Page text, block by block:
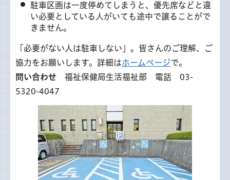
駐車区画は一度停めてしまうと、優先席などと違
い必要としている人がいても途中で譲ることがで
きません。
「必要がない人は駐車しない」。皆さんのご理解、ご
協力をお願いします。詳細はホームページで。
問い合わせ 福祉保健局生活福祉部 電話 03-
5320-4047